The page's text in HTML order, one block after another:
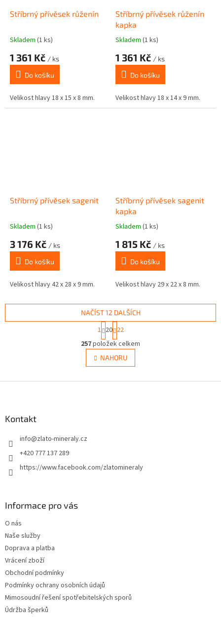
Stříbrný přívěsek růženín
Skladem (1 ks)
1 361 Kč / ks
Do košíku
Velikost hlavy 18 x 15 x 8 mm.
Stříbrný přívěsek růženín
kapka
Skladem (1 ks)
1 361 Kč / ks
Do košíku
Velikost hlavy 18 x 14 x 9 mm.
Stříbrný přívěsek sagenit
Skladem (1 ks)
3 176 Kč / ks
Do košíku
Velikost hlavy 42 x 28 x 9 mm.
Stříbrný přívěsek sagenit
kapka
Skladem (1 ks)
1 815 Kč / ks
Do košíku
Velikost hlavy 29 x 22 x 8 mm.
O
v
l
á
ý
NAČÍST 12 DALŠÍCH
S
t
r
á
n
k
v
1 20 22
257položek celkem
NAHORU
Kontakt
info@zlato-mineraly.cz
+420 777 137 289
https://www.facebook.com/zlatomineraly
Informace pro vás
O nás
Naše služby
Doprava a platba
Vrácení zboží
Obchodní podmínky
Podmínky ochrany osobních údajů
Mimosoudní řešení spotřebitelských sporů
Údržba šperků